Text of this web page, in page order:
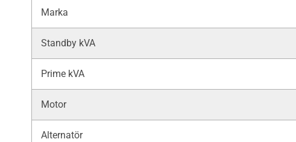
Marka
Standby kVA
Prime kVA
Motor
Alternatör